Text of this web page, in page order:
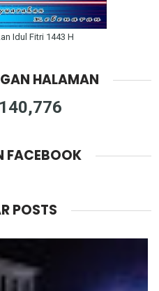
Idul Fitri 1443 H
HALAMAN
140,776
FACEBOOK
POSTS